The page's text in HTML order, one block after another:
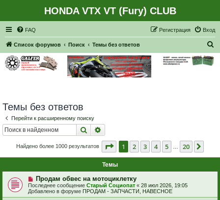
HONDA VTX VT (Fury) CLUB
FAQ Вход
Регистрация
Список форумов Поиск Темы без ответов
Темы без ответов
Перейти к расширенному поиску
Поиск
Найдено более 1000 результатов Страница из 20
1 2 3 4 5 20
Темы
Н
о
в
Продам обвес на мотоциклетку
Последнее сообщение Старый Социопат « 28 июл 2026, 19:05
Добавлено в форуме ПРОДАМ - ЗАПЧАСТИ, НАВЕСНОЕ